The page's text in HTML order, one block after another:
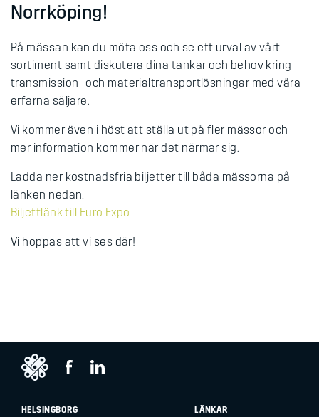
Norrköping!
På mässan kan du möta oss och se ett urval av vårt
sortiment samt diskutera dina tankar och behov kring
transmission- och materialtransportlösningar med våra
erfarna säljare.
Vi kommer även i höst att ställa ut på fler mässor och
mer information kommer när det närmar sig.
Ladda ner kostnadsfria biljetter till båda mässorna på
länken nedan:
Biljettlänk till Euro Expo
Vi hoppas att vi ses där!
HELSINGBORG LÄNKAR